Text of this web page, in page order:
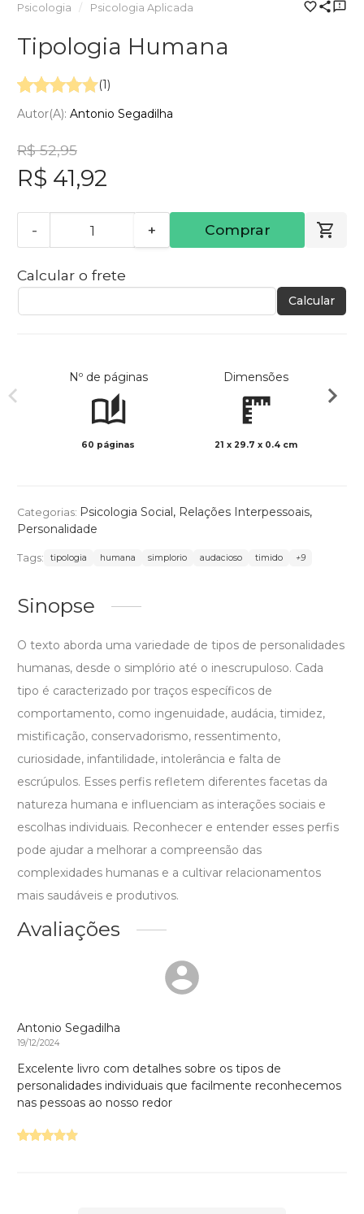
Psicologia Psicologia Aplicada
Tipologia Humana
(1)
Autor(a): Antonio Segadilha
R$ 52,95
R$ 41,92
- + Comprar
Calcular o frete
Calcular
Nº de páginas
60 páginas
Dimensões
21 x 29.7 x 0.4 cm
Categorias: Psicologia Social, Relações Interpessoais,
Personalidade
Tags: tipologia humana simplorio audacioso timido +9
Sinopse
O texto aborda uma variedade de tipos de personalidades
humanas, desde o simplório até o inescrupuloso. Cada
tipo é caracterizado por traços específicos de
comportamento, como ingenuidade, audácia, timidez,
mistificação, conservadorismo, ressentimento,
curiosidade, infantilidade, intolerância e falta de
escrúpulos. Esses perfis refletem diferentes facetas da
natureza humana e influenciam as interações sociais e
escolhas individuais. Reconhecer e entender esses perfis
pode ajudar a melhorar a compreensão das
complexidades humanas e a cultivar relacionamentos
mais saudáveis e produtivos.
Avaliações
Antonio Segadilha
19/12/2024
Excelente livro com detalhes sobre os tipos de
personalidades individuais que facilmente reconhecemos
nas pessoas ao nosso redor